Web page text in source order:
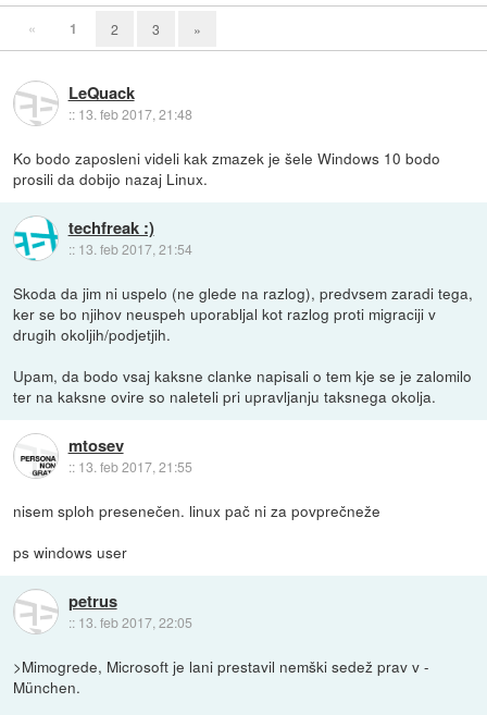
« 1 2 3 »
LeQuack
:: 13. feb 2017, 21:48
Ko bodo zaposleni videli kak zmazek je šele Windows 10 bodo
prosili da dobijo nazaj Linux.
techfreak :)
:: 13. feb 2017, 21:54
Skoda da jim ni uspelo (ne glede na razlog), predvsem zaradi tega,
ker se bo njihov neuspeh uporabljal kot razlog proti migraciji v
drugih okoljih/podjetjih.
Upam, da bodo vsaj kaksne clanke napisali o tem kje se je zalomilo
ter na kaksne ovire so naleteli pri upravljanju taksnega okolja.
mtosev
:: 13. feb 2017, 21:55
nisem sploh presenečen. linux pač ni za povprečneže
ps windows user
petrus
:: 13. feb 2017, 22:05
>Mimogrede, Microsoft je lani prestavil nemški sedež prav v -
München.